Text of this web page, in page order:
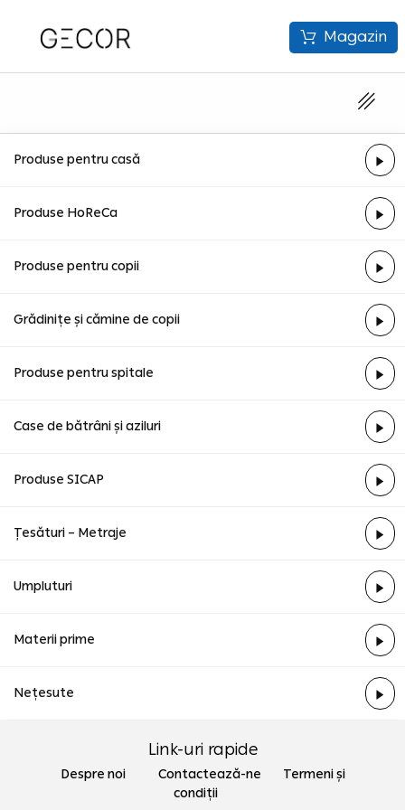
Magazin
Produse pentru casă
Produse HoReCa
Produse pentru copii
Grădinițe și cămine de copii
Produse pentru spitale
Case de bătrâni și aziluri
Produse SICAP
Țesături – Metraje
Umpluturi
Materii prime
Nețesute
Link-uri rapide
Despre noi Contactează-ne
Termeni și
condiții